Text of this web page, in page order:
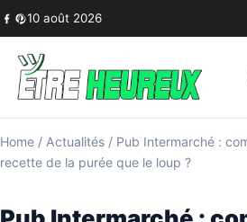
Skip to content
10 août 2026
Home / Actualités / Pub Intermarché :
recette de la purée que le loup ?